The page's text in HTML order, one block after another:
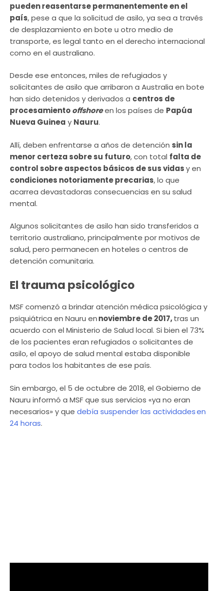
pueden reasentarse permanentemente en el
país, pese a que la solicitud de asilo, ya sea a través
de desplazamiento en bote u otro medio de
transporte, es legal tanto en el derecho internacional
como en el australiano.
Desde ese entonces, miles de refugiados y
solicitantes de asilo que arribaron a Australia en bote
han sido detenidos y derivados a centros de
procesamientooffshoreen los países de Papúa
Nueva Guinea y Nauru.
Allí, deben enfrentarse a años de detención sin la
menor certeza sobre su futuro, con total falta de
control sobre aspectos básicos de sus vidasy en
condiciones notoriamente precarias, lo que
acarrea devastadoras consecuencias en su salud
mental.
Algunos solicitantes de asilo han sido transferidos a
territorio australiano, principalmente por motivos de
salud, pero permanecen en hoteles o centros de
detención comunitaria.
El trauma psicológico
MSF comenzó a brindar atención médica psicológica y
psiquiátrica en Nauru ennoviembre de 2017,tras un
acuerdo con el Ministerio de Salud local. Si bien el 73%
de los pacientes eran refugiados o solicitantes de
asilo, el apoyo de salud mental estaba disponible
para todos los habitantes de ese país.
Sin embargo, el 5 de octubre de 2018, el Gobierno de
Nauru informó a MSF que sus servicios «ya no eran
necesarios» y que debía suspender las actividades en
24 horas.